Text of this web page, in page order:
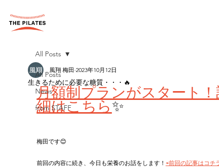
All Posts
News
from STAFF
All Posts
生きるために必要な糖質・・・🔥
風翔 梅田 2023年10月12日
月額制プランがスタート
細はこちら✨
梅田です😊
前回の内容に続き、今日も栄養のお話をします！ ⇦前回の記事はコチ